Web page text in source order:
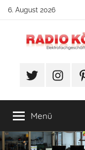
Zum
springen
6. August 2026
Radio
Hamburg
Lampenbau
#Twitter
Menü